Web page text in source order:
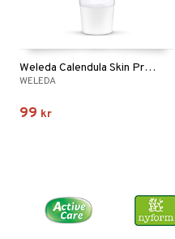
Weleda Calendula Skin Protection Balm
WELEDA
99 kr